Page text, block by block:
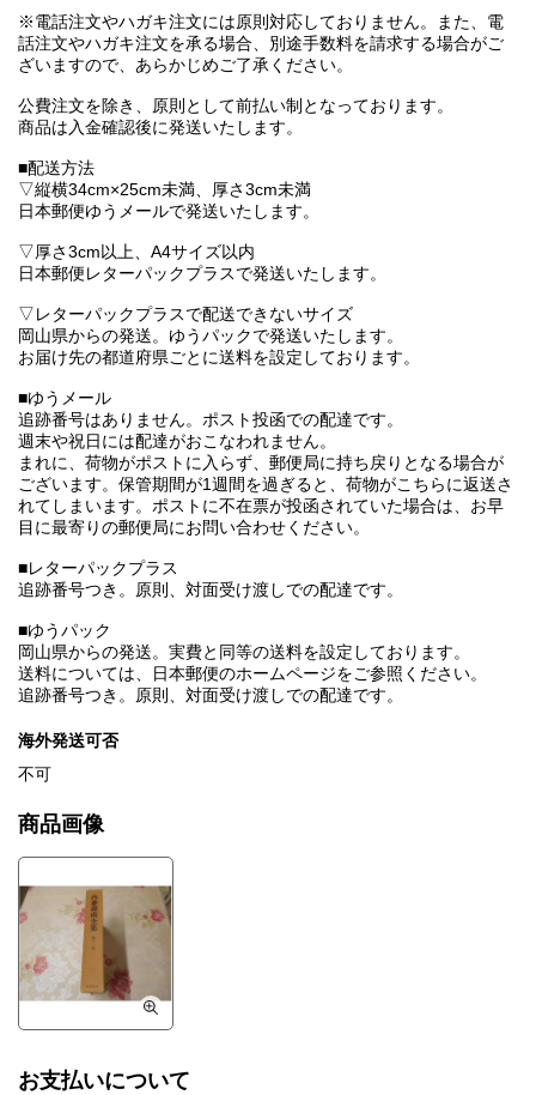
※電話注文やハガキ注文には原則対応しておりません。また、電
話注文やハガキ注文を承る場合、別途手数料を請求する場合がご
ざいますので、あらかじめご了承ください。
公費注文を除き、原則として前払い制となっております。
商品は入金確認後に発送いたします。
■配送方法
▽縦横34cm×25cm未満、厚さ3cm未満
日本郵便ゆうメールで発送いたします。
▽厚さ3cm以上、A4サイズ以内
日本郵便レターパックプラスで発送いたします。
▽レターパックプラスで配送できないサイズ
岡山県からの発送。ゆうパックで発送いたします。
お届け先の都道府県ごとに送料を設定しております。
■ゆうメール
追跡番号はありません。ポスト投函での配達です。
週末や祝日には配達がおこなわれません。
まれに、荷物がポストに入らず、郵便局に持ち戻りとなる場合が
ございます。保管期間が1週間を過ぎると、荷物がこちらに返送さ
れてしまいます。ポストに不在票が投函されていた場合は、お早
目に最寄りの郵便局にお問い合わせください。
■レターパックプラス
追跡番号つき。原則、対面受け渡しでの配達です。
■ゆうパック
岡山県からの発送。実費と同等の送料を設定しております。
送料については、日本郵便のホームページをご参照ください。
追跡番号つき。原則、対面受け渡しでの配達です。
海外発送可否
不可
商品画像
お支払いについて